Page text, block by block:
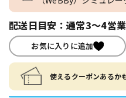
配送日目安：通常3～4営
お気に入りに追加
使えるクーポンある